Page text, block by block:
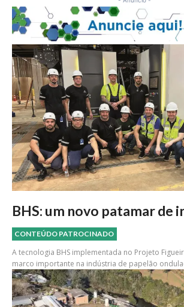
BHS: um novo patamar de
CONTEÚDO PATROCINADO
A tecnologia BHS implementada no Projeto
marco importante na indústria de papelão